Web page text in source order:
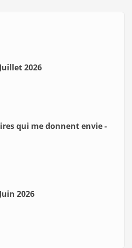
2026
qui me donnent envie -
2026